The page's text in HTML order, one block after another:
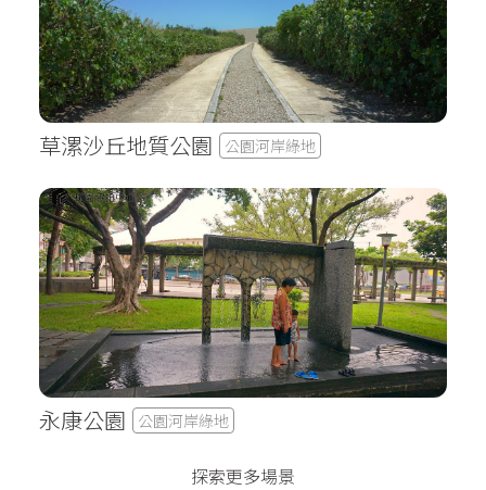
草漯沙丘地質公園 公園河岸綠地
永康公園 公園河岸綠地
探索更多場景